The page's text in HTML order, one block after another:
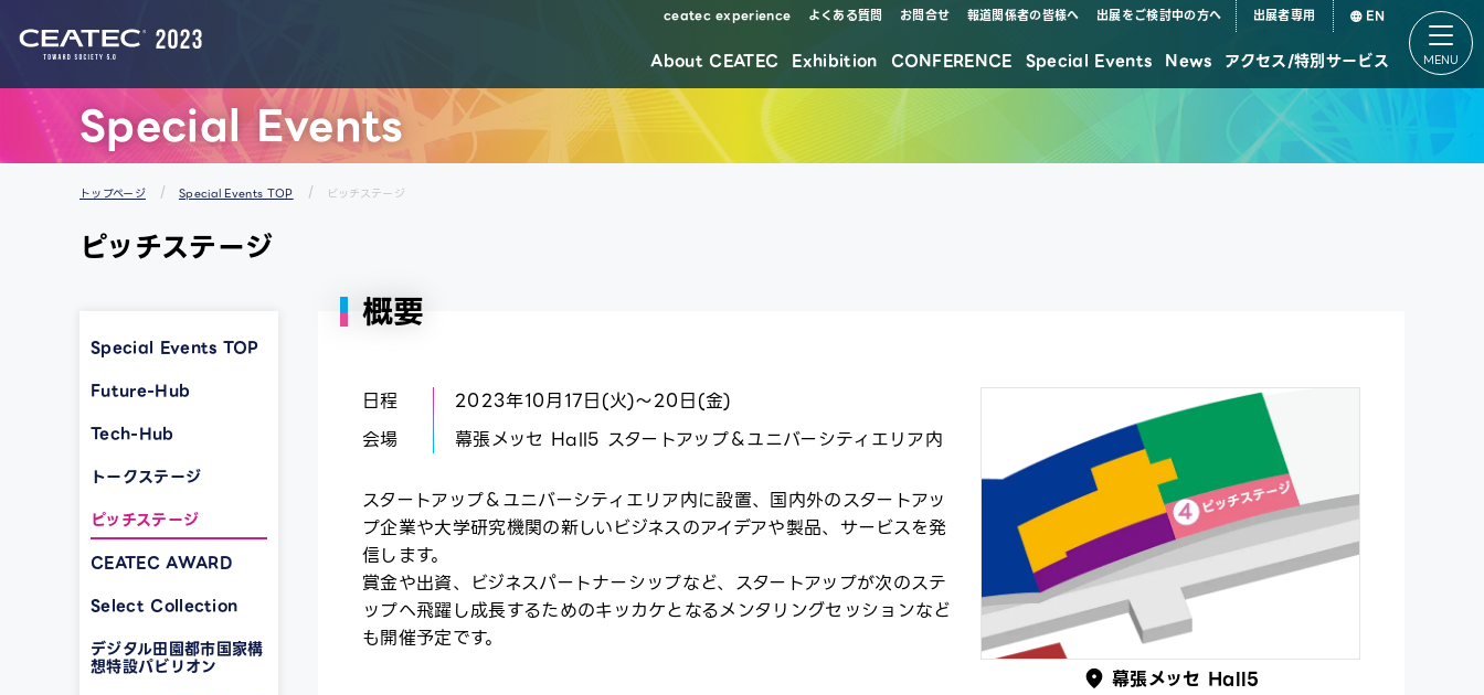
About CEATEC Exhibition CONFERENCE Special Events News アクセス/特別サービス
ceatec experience よくある質問 お問合せ 報道関係者の皆様へ 出展をご検討中の方へ 出展者専用 EN
Special Events
トップページ Special Events TOP ピッチステージ
ピッチステージ
概要
日程
2023年10月17日(火)～20日(金)
会場
幕張メッセ Hall5 スタートアップ＆ユニバーシティエリア内
スタートアップ＆ユニバーシティエリア内に設置、国内外のスタートアッ
プ企業や大学研究機関の新しいビジネスのアイデアや製品、サービスを発
信します。
賞金や出資、ビジネスパートナーシップなど、スタートアップが次のステ
ップへ飛躍し成長するためのキッカケとなるメンタリングセッションなど
も開催予定です。
幕張メッセ Hall5
Special Events TOP
Future-Hub
Tech-Hub
トークステージ
ピッチステージ
CEATEC AWARD
Select Collection
デジタル田園都市国家構
想特設パビリオン